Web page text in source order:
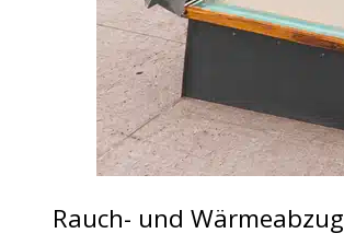
Rauch- und Wärmeabzug